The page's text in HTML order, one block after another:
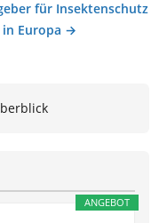
für Insektenschutz
in Europa →
ANGEBOT